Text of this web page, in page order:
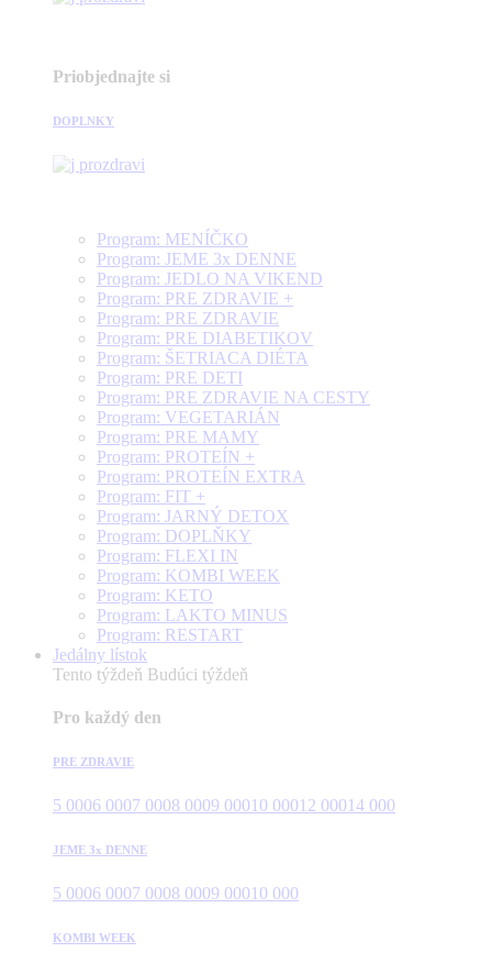
Priobjednajte si
DOPLNKY
Program: MENÍČKO
Program: JEME 3x DENNE
Program: JEDLO NA VIKEND
Program: PRE ZDRAVIE +
Program: PRE ZDRAVIE
Program: PRE DIABETIKOV
Program: ŠETRIACA DIÉTA
Program: PRE DETI
Program: PRE ZDRAVIE NA CESTY
Program: VEGETARIÁN
Program: PRE MAMY
Program: PROTEÍN +
Program: PROTEÍN EXTRA
Program: FIT +
Program: JARNÝ DETOX
Program: DOPLŇKY
Program: FLEXI IN
Program: KOMBI WEEK
Program: KETO
Program: LAKTO MINUS
Program: RESTART
Jedálny lístok
Tento týždeň Budúci týždeň
Pro každý den
PRE ZDRAVIE
5 0006 0007 0008 0009 00010 00012 00014 000
JEME 3x DENNE
5 0006 0007 0008 0009 00010 000
KOMBI WEEK